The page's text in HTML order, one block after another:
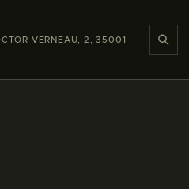
VERNEAU, 2, 35001